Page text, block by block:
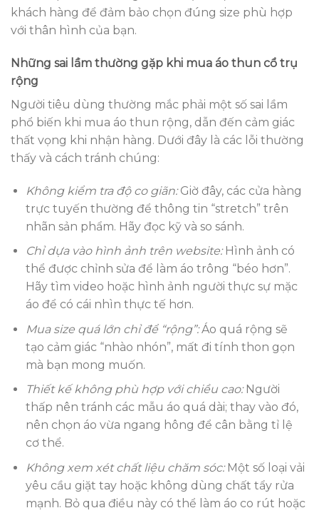
khách hàng để đảm bảo chọn đúng size phù hợp
với thân hình của bạn.
Những sai lầm thường gặp khi mua áo thun cổ trụ
rộng
Người tiêu dùng thường mắc phải một số sai lầm
phổ biến khi mua áo thun rộng, dẫn đến cảm giác
thất vọng khi nhận hàng. Dưới đây là các lỗi thường
thấy và cách tránh chúng:
Không kiểm tra độ co giãn:Giờ đây, các cửa hàng
trực tuyến thường để thông tin “stretch” trên
nhãn sản phẩm. Hãy đọc kỹ và so sánh.
Chỉ dựa vào hình ảnh trên website:Hình ảnh có
thể được chỉnh sửa để làm áo trông “béo hơn”.
Hãy tìm video hoặc hình ảnh người thực sự mặc
áo để có cái nhìn thực tế hơn.
Mua size quá lớn chỉ để “rộng”:Áo quá rộng sẽ
tạo cảm giác “nhào nhón”, mất đi tính thon gọn
mà bạn mong muốn.
Thiết kế không phù hợp với chiều cao:Người
thấp nên tránh các mẫu áo quá dài; thay vào đó,
nên chọn áo vừa ngang hông để cân bằng tỉ lệ
cơ thể.
Không xem xét chất liệu chăm sóc:Một số loại vải
yêu cầu giặt tay hoặc không dùng chất tẩy rửa
mạnh. Bỏ qua điều này có thể làm áo co rút hoặc